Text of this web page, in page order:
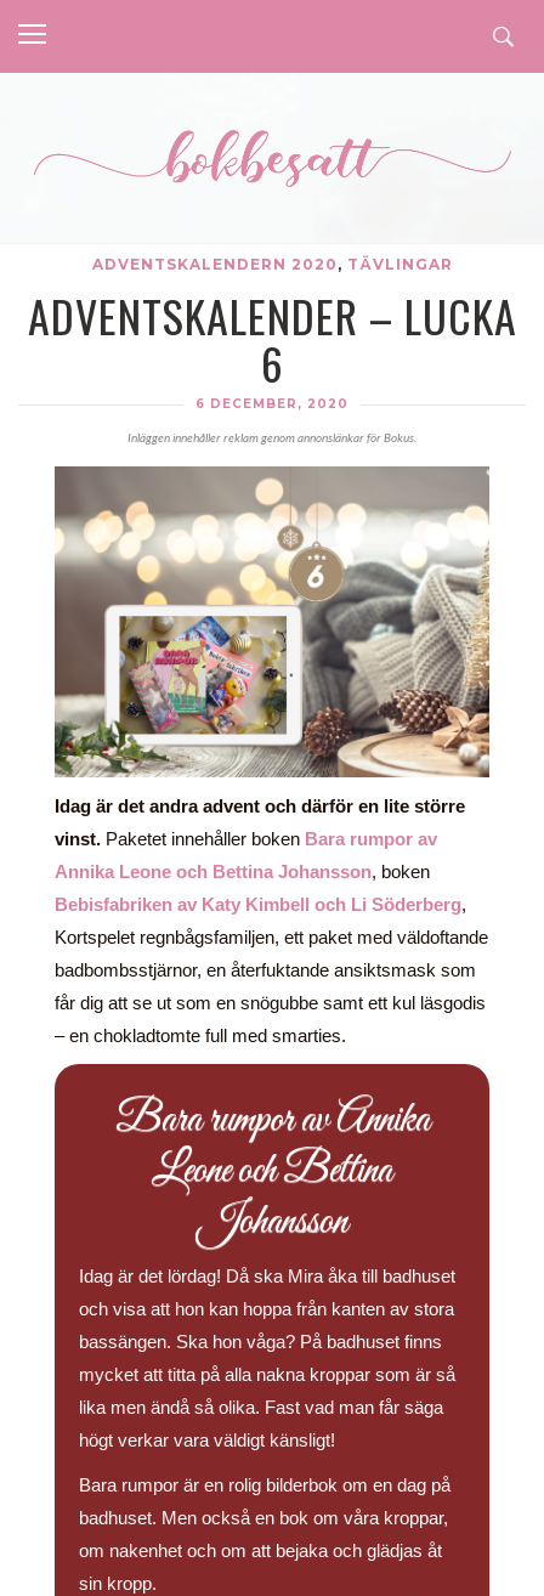
ADVENTSKALENDERN 2020 , TÄVLINGAR
ADVENTSKALENDER – LUCKA
6
6 DECEMBER, 2020
Inläggen innehåller reklam genom annonslänkar för Bokus.
Idag är det andra advent och därför en lite större
vinst. Paketet innehåller boken Bara rumpor av
Annika Leone och Bettina Johansson, boken
Bebisfabriken av Katy Kimbell och Li Söderberg,
Kortspelet regnbågsfamiljen, ett paket med väldoftande
badbombsstjärnor, en återfuktande ansiktsmask som
får dig att se ut som en snögubbe samt ett kul läsgodis
– en chokladtomte full med smarties.
Bara rumpor av Annika
Leone och Bettina
Johansson
Idag är det lördag! Då ska Mira åka till badhuset
och visa att hon kan hoppa från kanten av stora
bassängen. Ska hon våga? På badhuset finns
mycket att titta på alla nakna kroppar som är så
lika men ändå så olika. Fast vad man får säga
högt verkar vara väldigt känsligt!
Bara rumpor är en rolig bilderbok om en dag på
badhuset. Men också en bok om våra kroppar,
om nakenhet och om att bejaka och glädjas åt
sin kropp.